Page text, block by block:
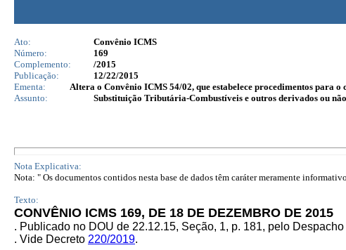
Ato:
Convênio ICMS
Número:
169
Complemento:
/2015
Publicação:
12/22/2015
Ementa:
Altera o Convênio ICMS 54/02, que estabelece procedimentos para
Assunto:
Substituição Tributária-Combustíveis e outros derivados ou
Nota Explicativa:
Nota: " Os documentos contidos nesta base de dados têm caráter meramente
Texto:
CONVÊNIO ICMS 169, DE 18 DE DEZEMBRO DE 2015
. Publicado no DOU de 22.12.15, Seção, 1, p. 181, pelo
. Vide Decreto 220/2019.